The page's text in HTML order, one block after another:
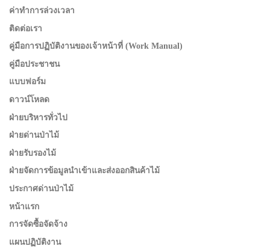
ค่าทำการล่วงเวลา
ติดต่อเรา
คู่มือการปฏิบัติงานของเจ้าหน้าที่ (Work Manual)
คู่มือประชาชน
แบบฟอร์ม
ดาวน์โหลด
ฝ่ายบริหารทั่วไป
ฝ่ายด่านป่าไม้
ฝ่ายรับรองไม้
ฝ่ายจัดการข้อมูลนำเข้าและส่งออกสินค้าไม้
ประกาศด่านป่าไม้
หน้าแรก
การจัดซื้อจัดจ้าง
แผนปฏิบัติงาน